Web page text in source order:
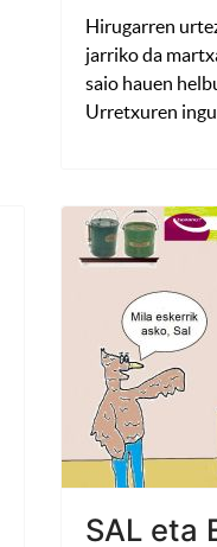
Hirugarren
jarriko da
saio hauen
Urretxuren
SAL eta